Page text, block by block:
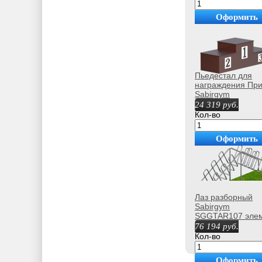
Оформить
Пьедестал для
награждения
Sabirgym
SGGTAR009
24 319 руб.
Кол-во
Оформить
покупку
Лаз разборный
Sabirgym
SGGTAR107
полосы
s-dostavka
76 194 руб.
Кол-во